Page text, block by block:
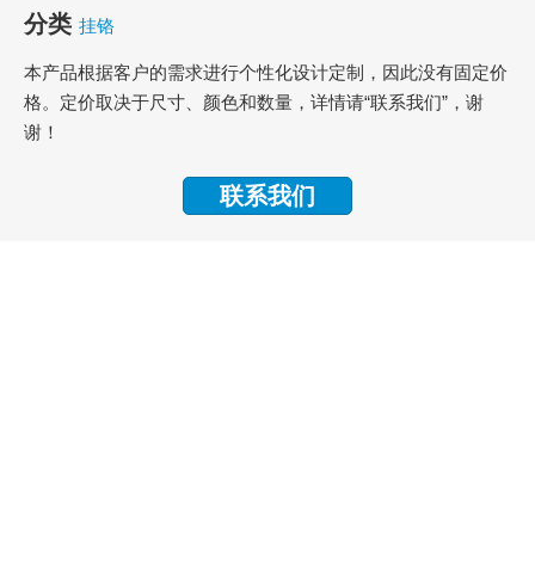
分类 挂铬
本产品根据客户的需求进行个性化设计定制，因此没有固定价
格。定价取决于尺寸、颜色和数量，详情请“联系我们”，谢
谢！
联系我们